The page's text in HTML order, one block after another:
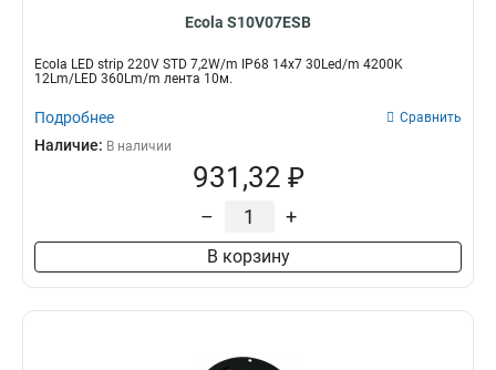
Ecola S10V07ESB
Ecola LED strip 220V STD 7,2W/m IP68 14x7 30Led/m 4200K
12Lm/LED 360Lm/m лента 10м.
Подробнее Сравнить
Наличие: В наличии
931,32 ₽
– +
В корзину